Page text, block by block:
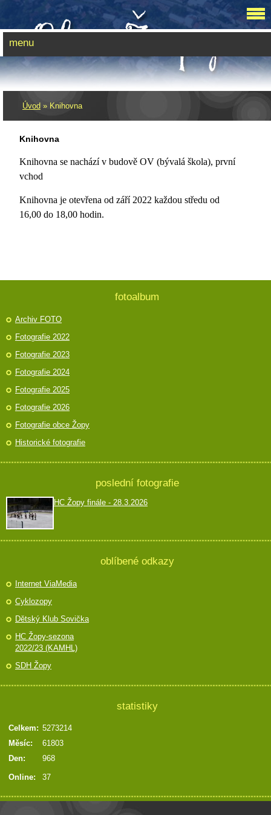
Úvod » Knihovna
Knihovna
Knihovna se nachází v budově OV (bývalá škola), první
vchod
Knihovna je otevřena od září 2022 každou středu od
16,00 do 18,00 hodin.
menu
fotoalbum
Archiv FOTO
Fotografie 2022
Fotografie 2023
Fotografie 2024
Fotografie 2025
Fotografie 2026
Fotografie obce Žopy
Historické fotografie
poslední fotografie
HC Žopy finále - 28.3.2026
oblíbené odkazy
Internet ViaMedia
Cyklozopy
Dětský Klub Sovička
HC Žopy-sezona
2022/23 (KAMHL)
SDH Žopy
statistiky
Online: 37
Celkem: 5273214
Měsíc:
61803
Den:
968